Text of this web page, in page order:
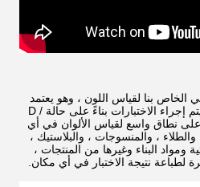
بنا لقياس اللون ، وهو يعتمد
على تقنية عالية من الخارج ، ويتم إجراء الاختبارات بناءً على حالة D /
على نطاق واسع لقياس الألوان في أي
، والمنسوجات ، والبلاستيك ،
ومواد البناء وغيرها من المنتجات ،
نتيجة الاختبار في أي مكان.